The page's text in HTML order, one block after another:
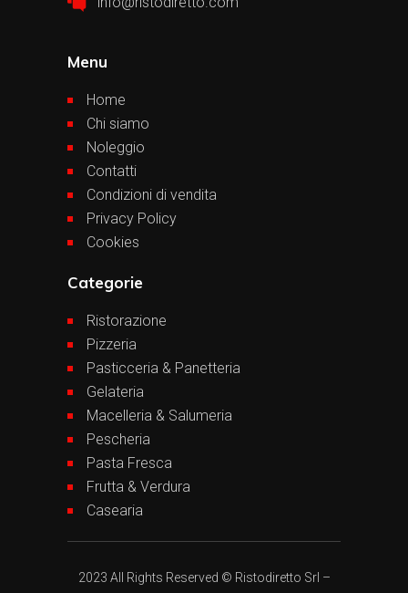
Menu
Home
Chi siamo
Noleggio
Contatti
Condizioni di vendita
Privacy Policy
Cookies
Categorie
Ristorazione
Pizzeria
Pasticceria & Panetteria
Gelateria
Macelleria & Salumeria
Pescheria
Pasta Fresca
Frutta & Verdura
Casearia
2023 All Rights Reserved © Ristodiretto Srl –